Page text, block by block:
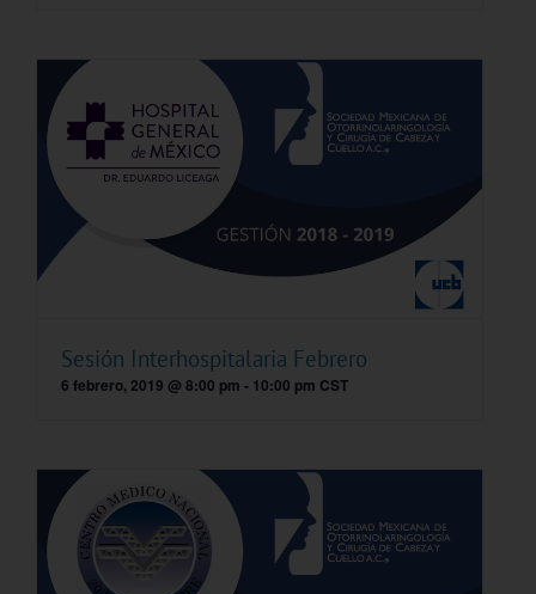
Sesión Interhospitalaria Febrero
6 febrero, 2019 @ 8:00 pm - 10:00 pm CST